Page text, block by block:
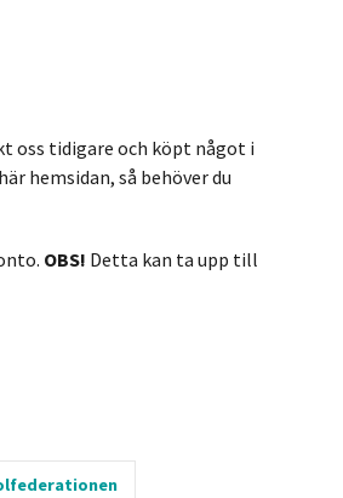
oss tidigare och köpt något i
hemsidan, så behöver du
OBS! Detta kan ta upp till